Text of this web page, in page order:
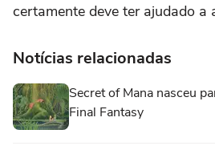
certamente deve ter ajudado a
Notícias relacionadas
Secret of Mana nasceu
Final Fantasy